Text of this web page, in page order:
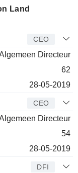
Land
CEO
Directeur
62
28-05-2019
CEO
Directeur
54
28-05-2019
DFI